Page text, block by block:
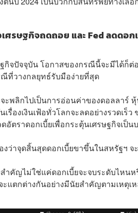
ศรษฐกิจถดถอย และ Fed ลดดอก
กิจปัจจุบัน โอกาสของกรณีนี้จะมีได้ก็ต่
ที่วางกลยุทธ์รับมือง่ายที่สุด
ะพลิกไปเป็นการอ่อนค่าของดอลลาร์
รื่องเงินเฟ้อทั่วโลกจะลดอย่างรวดเ
อัตราดอกเบี้ยเพื่อกระตุ้นเศรษฐกิจเป็
งว่าจุดสิ้นสุดดอกเบี้ยขาขึ้นในสหรัฐฯ
สำคัญไม่ใช่แค่ดอกเบี้ยจะจบระดับไหน
ะแตกต่างกันอย่างมีนัยสำคัญตามเหตุเ